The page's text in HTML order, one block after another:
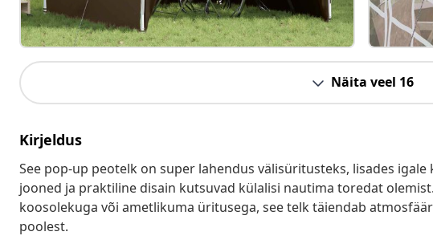
Näita veel 16
Kirjeldus
See pop-up peotelk on super lahendus välisüritusteks, lisades
jooned ja praktiline disain kutsuvad külalisi nautima toredat
koosolekuga või ametlikuma üritusega, see telk täiendab
poolest.